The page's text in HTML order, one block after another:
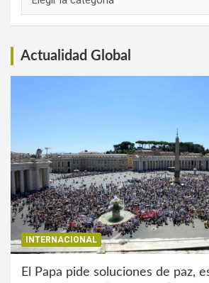
Actualidad Global
INTERNACIONAL
El Papa pide soluciones de paz,